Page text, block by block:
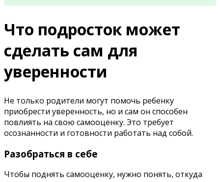
Что подросток может
сделать сам для
уверенности
Не только родители могут помочь ребенку
приобрести уверенность, но и сам он способен
повлиять на свою самооценку. Это требует
осознанности и готовности работать над собой.
Разобраться в себе
Чтобы поднять самооценку, нужно понять, откуда